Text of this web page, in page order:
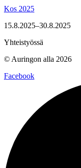
Kos 2025
15.8.2025–30.8.2025
Yhteistyössä
© Auringon alla 2026
Facebook